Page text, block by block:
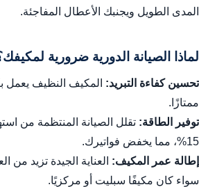
المدى الطويل ويجنبك الأعطال المفاجئة.
لماذا الصيانة الدورية ضرورية
تحسين كفاءة التبريد: المكيف النظيف يعمل
ممتازًا.
توفير الطاقة:
15%، مما يخفض فواتيرك.
إطالة عمر المكيف: العناية الجيدة تزيد من
سواء كان مكيفًا سبليت أو مركزيًا.